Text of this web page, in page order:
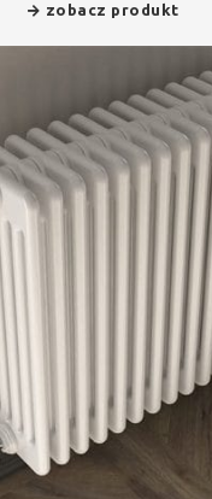
zobacz produkt